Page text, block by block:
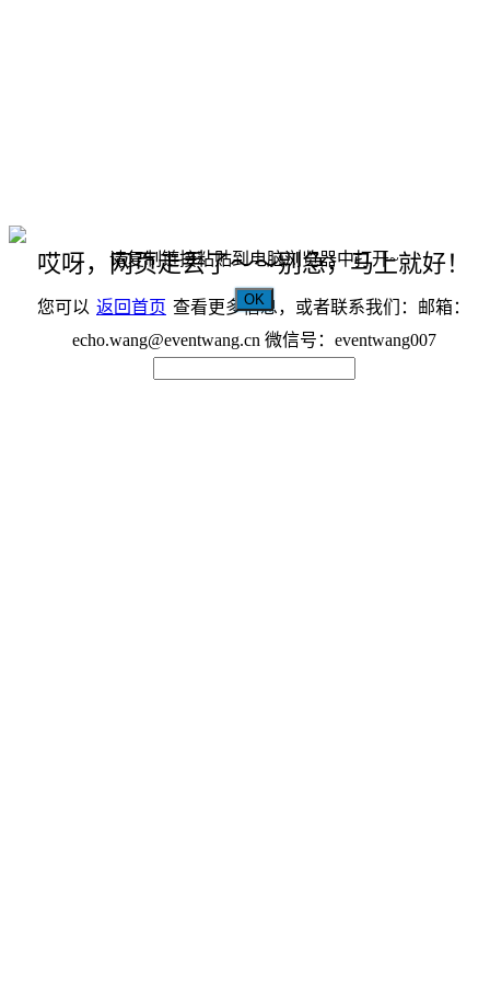
哎呀，网页走丢了～～别急，马上就好！
您可以 返回首页 查看更多信息，或者联系我们：邮箱：
echo.wang@eventwang.cn 微信号：eventwang007
请复制链接粘贴到电脑浏览器中打开~
OK